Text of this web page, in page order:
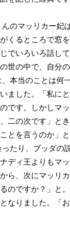
のマッリカー妃
くるところで窓
でいろいろ話し
世の中で、自分
本当のことは何
ました。「私に
です。しかしマ
二の次です」と
とを言うのか」
たり、ブッダの
ディ王よりもマ
ら、次にマッリ
のですか？」と
なりました。「